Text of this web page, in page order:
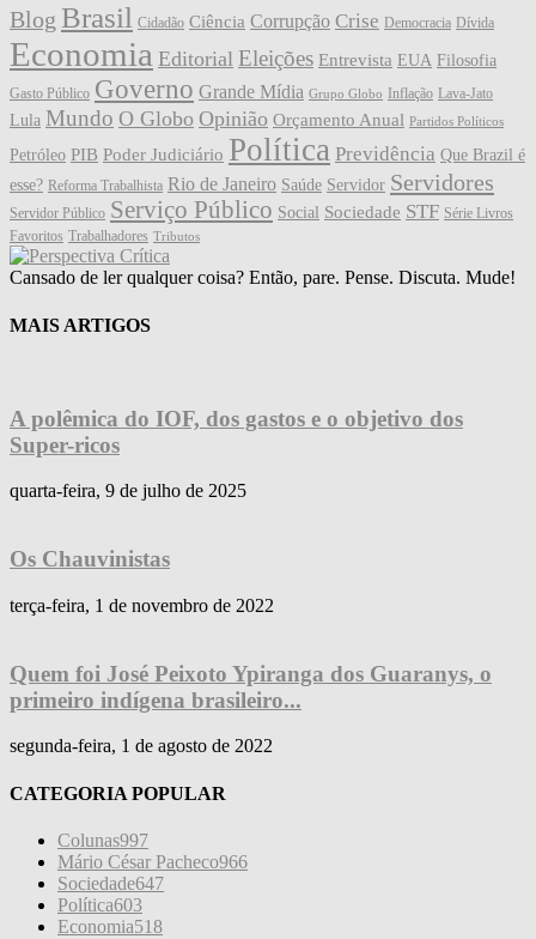
Blog Brasil Cidadão Ciência Corrupção Crise Democracia Dívida
Economia Editorial Eleições Entrevista EUA Filosofia
Gasto Público Governo Grande Mídia Grupo Globo Inflação Lava-Jato
Lula Mundo O Globo Opinião Orçamento Anual Partidos Políticos
Petróleo PIB Poder Judiciário Política Previdência Que Brazil é
esse? Reforma Trabalhista Rio de Janeiro Saúde Servidor Servidores
Servidor Público Serviço Público Social Sociedade STF Série Livros
Favoritos Trabalhadores Tributos
Cansado de ler qualquer coisa? Então, pare. Pense. Discuta. Mude!
MAIS ARTIGOS
A polêmica do IOF, dos gastos e o objetivo dos
Super-ricos
quarta-feira, 9 de julho de 2025
Os Chauvinistas
terça-feira, 1 de novembro de 2022
Quem foi José Peixoto Ypiranga dos Guaranys, o
primeiro indígena brasileiro...
segunda-feira, 1 de agosto de 2022
CATEGORIA POPULAR
Colunas997
Mário César Pacheco966
Sociedade647
Política603
Economia518